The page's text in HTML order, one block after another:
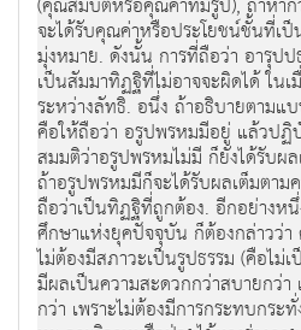
จะได้รับคุณค่าหรือประโยชน์ชั้นที่เ
มุ่งหมาย. ดังนั้น การที่ถือว่า อารุป
เป็นสัมมาทิฏฐิที่ไม่อาจจะผิดได้ ใน
ระหว่างลัทธิ. อนึ่ง ถ้าอธิบายตามแ
คือให้ถือว่า อรูปพรหมมีอยู่ แล้วป
สมมติว่าอรูปพรหมไม่มี ก็ยังได้รับผ
ถ้าอรูปพรหมมีก็จะได้รับผลเต็มตา
ถือว่าเป็นทิฏฐิที่ถูกต้อง. อีกอย่างห
ศึกษาแห่งยุคปัจจุบัน ก็ต้องกล่าวว่
ไม่ต้องมีสภาวะเป็นรูปธรรม (คือไ
มีผลเป็นความสะดวกกว่าสบายกว่า
กว่า เพราะไม่ต้องมีการกระทบกระ